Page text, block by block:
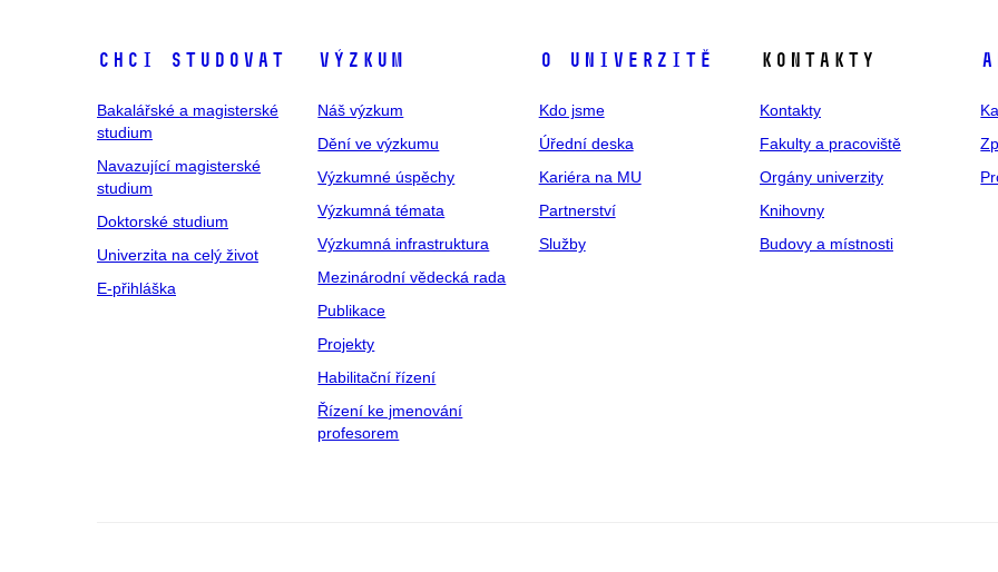
Chci studovat
Bakalářské a magisterské
studium
Navazující magisterské
studium
Doktorské studium
Univerzita na celý život
E-přihláška
Výzkum
Náš výzkum
Dění ve výzkumu
Výzkumné úspěchy
Výzkumná témata
Výzkumná infrastruktura
Mezinárodní vědecká rada
Publikace
Projekty
Habilitační řízení
Řízení ke jmenování
profesorem
O univerzitě
Kdo jsme
Úřední deska
Kariéra na MU
Partnerství
Služby
Kontakty
Kontakty
Fakulty a pracoviště
Orgány univerzity
Knihovny
Budovy a místnosti